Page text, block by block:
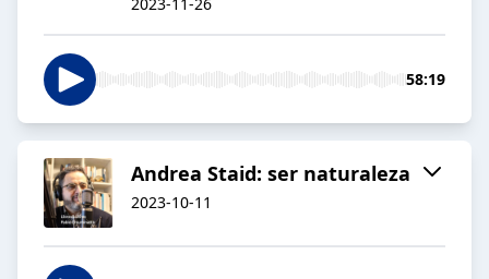
58:19
Andrea Staid: ser naturaleza
2023-10-11